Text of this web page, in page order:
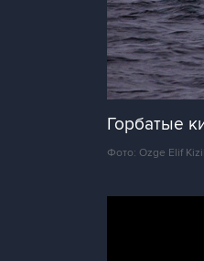
Горбатые
Фото: Ozge Elif